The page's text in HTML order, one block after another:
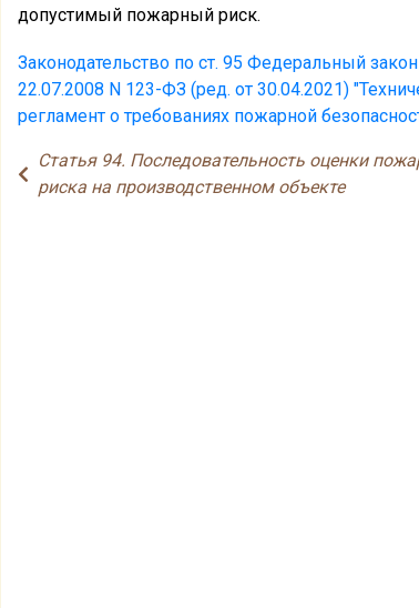
допустимый пожарный риск.
Законодательство по ст. 95 Федеральный
22.07.2008 N 123-ФЗ (ред. от 30.04.2021)
регламент о требованиях пожарной
Статья 94. Последовательность оценки
риска на производственном объекте